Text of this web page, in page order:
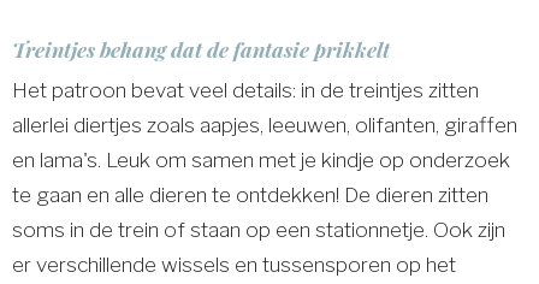
Treintjes behang dat de fantasie prikkelt
Het patroon bevat veel details: in de treintjes zitten
allerlei diertjes zoals aapjes, leeuwen, olifanten, giraffen
en lama's. Leuk om samen met je kindje op onderzoek
te gaan en alle dieren te ontdekken! De dieren zitten
soms in de trein of staan op een stationnetje. Ook zijn
er verschillende wissels en tussensporen op het